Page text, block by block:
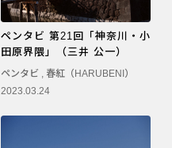
ペンタビ 第21回「神奈川・小
田原界隈」（三井 公一）
ペンタビ , 春紅（HARUBENI）
2023.03.24